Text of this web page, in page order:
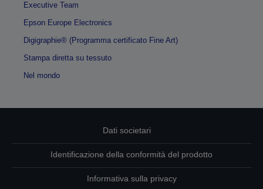
Executive Team
Epson Europe Electronics
Digigraphie® (Programma certificato Fine Art)
Stampa diretta su tessuto
Nel mondo
Dati societari
Identificazione della conformità del prodotto
Informativa sulla privacy